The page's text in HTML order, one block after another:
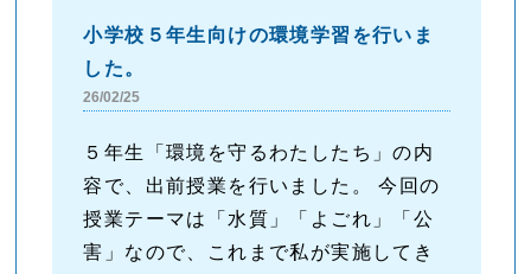
小学校５年生向けの環境学習を行いま
した。
26/02/25
５年生「環境を守るわたしたち」の内
容で、出前授業を行いました。 今回の
授業テーマは「水質」「よごれ」「公
害」なので、これまで私が実施してき